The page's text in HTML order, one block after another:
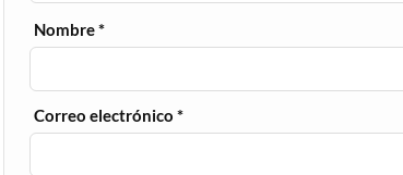
Nombre*
Correo electrónico*